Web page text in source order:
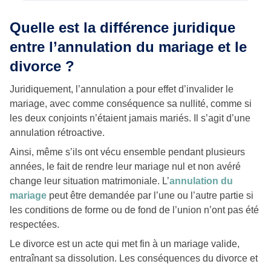
Quelle est la différence juridique
entre l’annulation du mariage et le
divorce ?
Juridiquement, l’annulation a pour effet d’invalider le
mariage, avec comme conséquence sa nullité, comme si
les deux conjoints n’étaient jamais mariés. Il s’agit d’une
annulation rétroactive.
Ainsi, même s’ils ont vécu ensemble pendant plusieurs
années, le fait de rendre leur mariage nul et non avéré
change leur situation matrimoniale. L’annulation du
mariage peut être demandée par l’une ou l’autre partie si
les conditions de forme ou de fond de l’union n’ont pas été
respectées.
Le divorce est un acte qui met fin à un mariage valide,
entraînant sa dissolution. Les conséquences du divorce et